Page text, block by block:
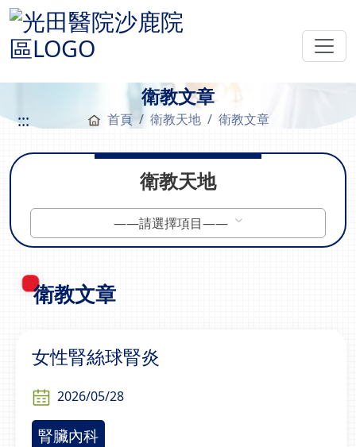
衛教文章
::: 首頁 衛教天地 衛教文章
衛教天地
——請選擇項目——
衛教文章
女性腎絲球腎炎
2026/05/28
腎臟內科